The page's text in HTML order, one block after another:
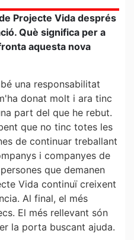
Projecte Vida després
Què significa per a
aquesta nova
una responsabilitat
donat molt i ara tinc
part del que he rebut.
que no tinc totes les
de continuar treballant
i companyes de
que demanen
Vida continuï creixent
Al final, el més
El més rellevant són
la porta buscant ajuda.